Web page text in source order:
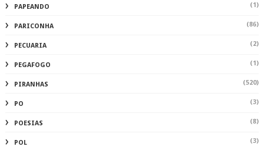
PAPEANDO (1)
PARICONHA (86)
PECUARIA (2)
PEGAFOGO (1)
PIRANHAS (520)
PO (3)
POESIAS (8)
POL (3)